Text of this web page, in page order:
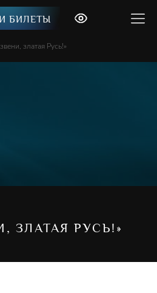
БИЛЕТЫ
златая Русь!»
ЗЛАТАЯ РУСЬ!»